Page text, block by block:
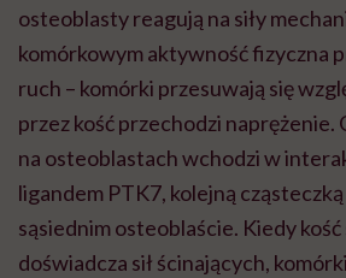
osteoblasty reagują na siły
komórkowym aktywność fizyczna
ruch – komórki przesuwają się
przez kość przechodzi naprężenie.
na osteoblastach wchodzi w
ligandem PTK7, kolejną
sąsiednim osteoblaście. Kiedy kość
doświadcza sił ścinających,